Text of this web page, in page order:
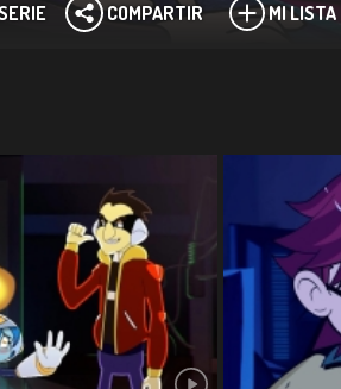
COMPARTIR MI LISTA